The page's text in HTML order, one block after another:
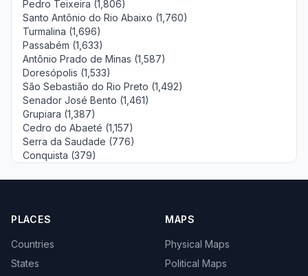
Pedro Teixeira (1,806)
Santo Antônio do Rio Abaixo (1,760)
Turmalina (1,696)
Passabém (1,633)
Antônio Prado de Minas (1,587)
Doresópolis (1,533)
São Sebastião do Rio Preto (1,492)
Senador José Bento (1,461)
Grupiara (1,387)
Cedro do Abaeté (1,157)
Serra da Saudade (776)
Conquista (379)
PLACES
Countries
States
MAPS
Physical Maps
Political Maps